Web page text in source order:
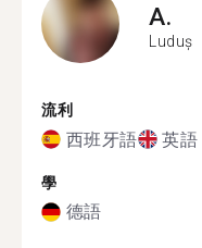
A.
Luduș
流利
西班牙語 英語
學
德語